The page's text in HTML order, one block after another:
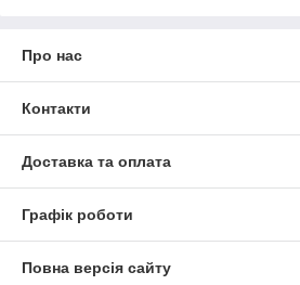
Про нас
Контакти
Доставка та оплата
Графік роботи
Повна версія сайту